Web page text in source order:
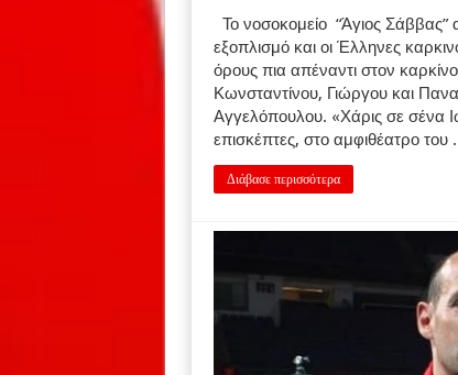
Το νοσοκομείο “Άγιος Σάββας”
εξοπλισμό και οι Έλληνες
όρους πια απέναντι στον
Κωνσταντίνου, Γιώργου και
Αγγελόπουλου. «Χάρις σε σένα
επισκέπτες, στο αμφιθέατρο του
Διάβασε περισσότερα